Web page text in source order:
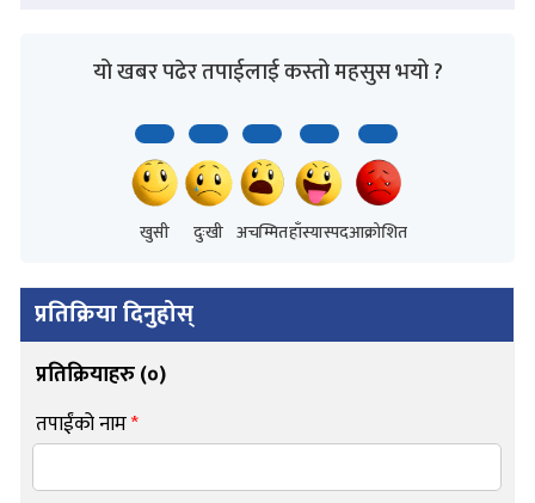
यो खबर पढेर तपाईलाई कस्तो महसुस भयो ?
खुसी दुःखी अचम्मितहाँस्यास्पदआक्रोशित
प्रतिक्रिया दिनुहोस्
प्रतिक्रियाहरु (०)
तपाईंको नाम*